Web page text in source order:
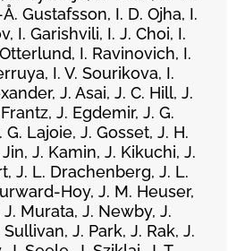
Gustafsson, I. D. Ojha, I.
I. Garishvili, I. J. Choi, I.
I. Ravinovich, I.
I. V. Sourikova, I.
J. Asai, J. C. Hill, J.
J. Egdemir, J. G.
G. Lajoie, J. Gosset, J. H.
J. Kamin, J. Kikuchi, J.
J. L. Drachenberg, J. L.
Hoy, J. M. Heuser,
J. Murata, J. Newby, J.
J. Park, J. Rak, J.